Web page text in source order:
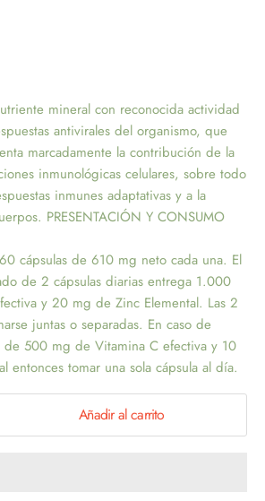
mineral con reconocida actividad
antivirales del organismo, que
marcadamente la contribución de la
inmunológicas celulares, sobre todo
inmunes adaptativas y a la
PRESENTACIÓN Y CONSUMO
cápsulas de 610 mg neto cada una. El
de 2 cápsulas diarias entrega 1.000
y 20 mg de Zinc Elemental. Las 2
juntas o separadas. En caso de
de 500 mg de Vitamina C efectiva y 10
entonces tomar una sola cápsula al día.
Añadir al carrito